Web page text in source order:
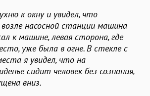
к окну и увидел, что
насосной станции машина
к машине, левая сторона, где
уже была в огне. В стекле с
я увидел, что на
сидит человек без сознания,
вниз.